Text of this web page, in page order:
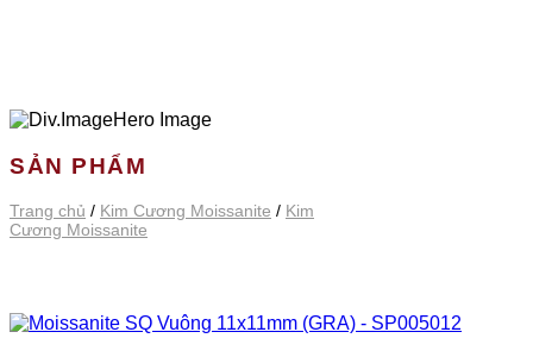
SẢN PHẨM
Trang chủ / Kim Cương Moissanite / Kim
Cương Moissanite